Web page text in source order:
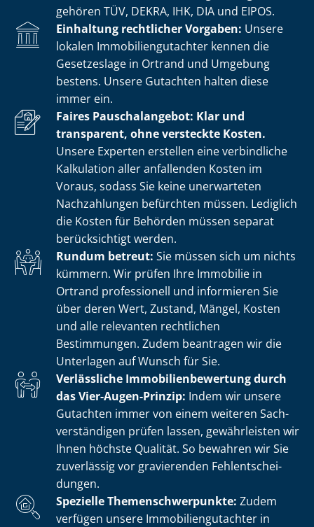
gehören TÜV, DEKRA, IHK, DIA und EIPOS.
Einhaltung rechtlicher Vorgaben: Unsere
lokalen Im­mo­bi­li­en­gut­ach­ter kennen die
Gesetzeslage in Ortrand und Umgebung
bestens. Unsere Gutachten halten diese
immer ein.
Faires Pauschalangebot: Klar und
transparent, ohne versteckte Kosten.
Unsere Experten erstellen eine verbindliche
Kalkulation aller anfallenden Kosten im
Voraus, sodass Sie keine unerwarteten
Nachzahlungen befürchten müssen. Lediglich
die Kosten für Behörden müssen separat
berücksichtigt werden.
Rundum betreut: Sie müssen sich um nichts
kümmern. Wir prüfen Ihre Immobilie in
Ortrand professionell und informieren Sie
über deren Wert, Zustand, Mängel, Kosten
und alle relevanten rechtlichen
Bestimmungen. Zudem beantragen wir die
Unterlagen auf Wunsch für Sie.
Verlässliche Im­mo­bi­li­en­be­wer­tung durch
das Vier-Augen-Prinzip: Indem wir unsere
Gutachten immer von einem weiteren Sach­
ver­stän­di­gen prüfen lassen, gewährleisten wir
Ihnen höchste Qualität. So bewahren wir Sie
zuverlässig vor gravierenden Fehl­ent­schei­
dun­gen.
Spezielle The­men­schwer­punk­te: Zudem
verfügen unsere Im­mo­bi­li­en­gut­ach­ter in